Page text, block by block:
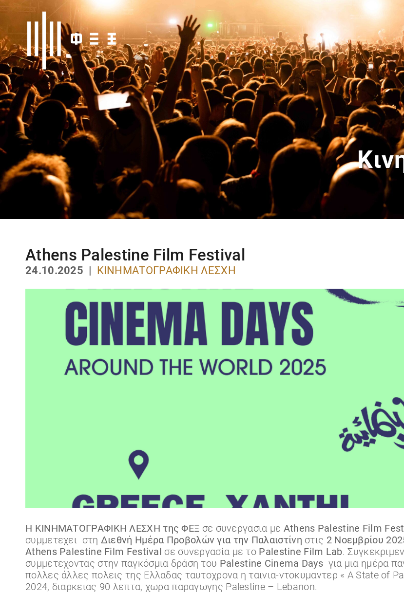
Athens Palestine Film Festival
24.10.2025 | ΚΙΝΗΜΑΤΟΓΡΑΦΙΚΉ ΛΈΣΧΗ
Η ΚΙΝΗΜΑΤΟΓΡΑΦΙΚΗ ΛΕΣΧΗ της ΦΕΞ σε συνεργασια με Athens Palestine Film
συμμετεχει στη Διεθνή Ημέρα Προβολών για την Παλαιστίνη στις 2 Νοεμβρίου
Athens Palestine Film Festival σε συνεργασία με το Palestine Film Lab.
συμμετεχοντας στην παγκόσμια δράση του Palestine Cinema Days για μια ημέρα
πολλες άλλες πολεις της Ελλαδας ταυτοχρονα η ταινια-ντοκυμαντερ « A State of
2024, διαρκειας 90 λεπτα, χωρα παραγωγης Palestine – Lebanon.